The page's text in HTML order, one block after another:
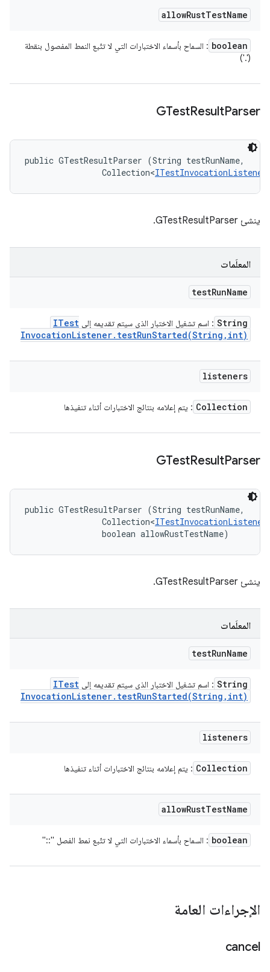
allowRustTestName
boolean : السماح بأسماء الاختبارات التي لا تتّبع النمط المفصول بنقطة
('.')
GTestResultParser
public GTestResultParser (String testRunName,
                Collection<
ITestInvocationListener
ينشئ GTestResultParser.
المعلَمات
testRunName
String : اسم تشغيل الاختبار الذي سيتم تقديمه إلى ITest
InvocationListener. testRunStarted(String , int)
listeners
Collection : يتم إعلامه بنتائج الاختبارات أثناء تنفيذها
GTestResultParser
public GTestResultParser (String testRunName,
                Collection<
ITestInvocationListener
                boolean allowRustTestName)
ينشئ GTestResultParser.
المعلَمات
testRunName
String : اسم تشغيل الاختبار الذي سيتم تقديمه إلى ITest
InvocationListener. testRunStarted(String , int)
listeners
Collection : يتم إعلامه بنتائج الاختبارات أثناء تنفيذها
allowRustTestName
boolean : السماح بأسماء الاختبارات التي لا تتّبع نمط الفصل "::"
الإجراءات العامة
cancel